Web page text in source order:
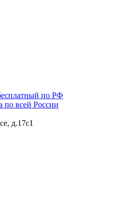
по РФ
по всей России
д.17c1